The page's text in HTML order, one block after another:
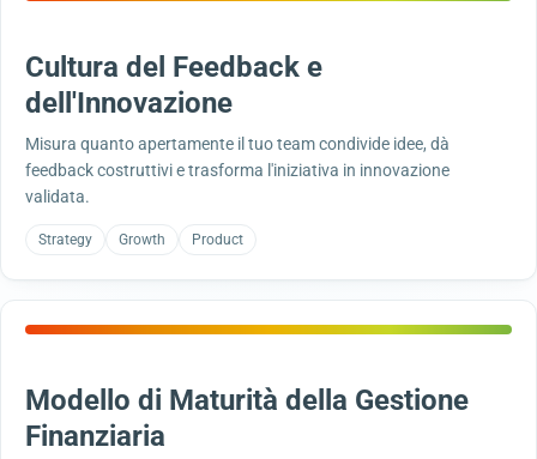
Cultura del Feedback e
dell'Innovazione
Misura quanto apertamente il tuo team condivide idee, dà
feedback costruttivi e trasforma l'iniziativa in innovazione
validata.
Strategy Growth Product
Modello di Maturità della Gestione
Finanziaria